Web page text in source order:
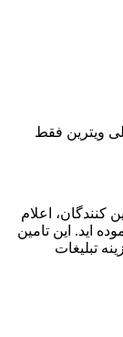
ویترین فقط
کنندگان، اعلام
اید. این تامین
تبلیغات